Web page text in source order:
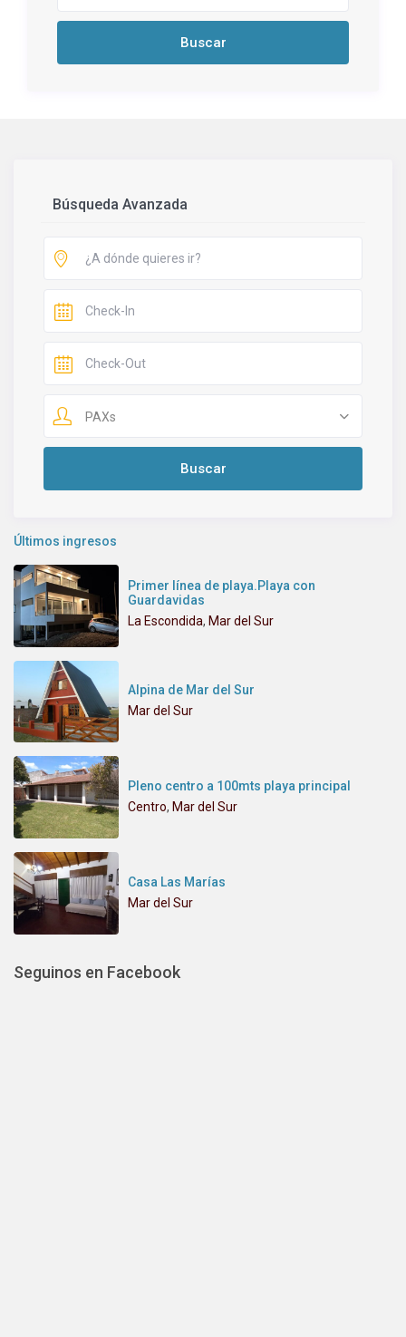
Búsqueda Avanzada
PAXs
Últimos ingresos
Primer línea de playa.Playa con
Guardavidas
La Escondida, Mar del Sur
Alpina de Mar del Sur
Mar del Sur
Pleno centro a 100mts playa principal
Centro, Mar del Sur
Casa Las Marías
Mar del Sur
Seguinos en Facebook